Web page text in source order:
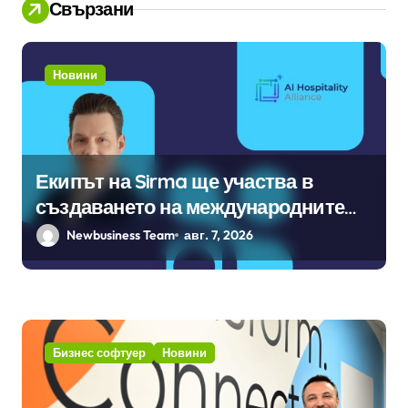
Свързани
Новини
Екипът на Sirma ще участва в
създаването на международните
стандарти за навлизане на
изкуствен интелект в
Newbusiness Team авг. 7, 2026
Бизнес софтуер Новини